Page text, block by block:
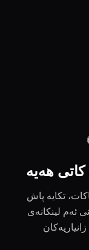
هەیە
تکایە پاش
ئەم لینکانەی